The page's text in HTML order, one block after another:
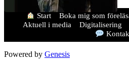
Start Boka mig som
Aktuell i media
Digitalisering
Powered by Genesis